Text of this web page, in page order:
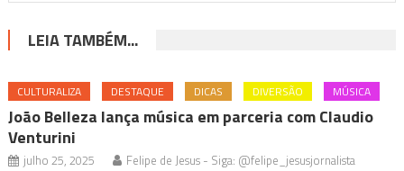
LEIA TAMBÉM...
CULTURALIZA DESTAQUE DICAS DIVERSÃO MÚSICA
João Belleza lança música em parceria com Claudio
Venturini
julho 25, 2025 Felipe de Jesus - Siga: @felipe_jesusjornalista